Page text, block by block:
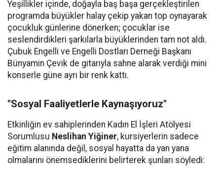
Yeşillikler içinde, doğayla baş başa gerçekleştirilen
programda büyükler halay çekip yakan top oynayarak
çocukluk günlerine dönerken; çocuklar ise
seslendirdikleri şarkılarla büyüklerinden tam not aldı.
Çubuk Engelli ve Engelli Dostları Derneği Başkanı
Bünyamin Çevik de gitarıyla sahne alarak verdiği mini
konserle güne ayrı bir renk kattı.
"Sosyal Faaliyetlerle Kaynaşıyoruz"
Etkinliğin ev sahiplerinden Kadın El İşleri Atölyesi
Sorumlusu Neslihan Yiğiner, kursiyerlerin sadece
eğitim alanında değil, sosyal hayatta da yan yana
olmalarını önemsediklerini belirterek şunları söyledi: